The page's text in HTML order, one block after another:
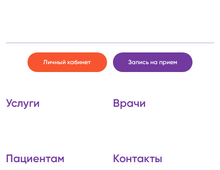
Личный кабинет Запись на прием
Услуги Врачи
Пациентам
Контакты